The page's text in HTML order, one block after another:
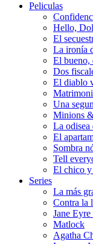
Peliculas
Hello,
El
La ironía
El bueno,
Dos
El diablo
Una
Minions
La odisea
El
Sombra
Tell
El chico y
Series
La más
Contra la
Jane
Matlock
Agatha